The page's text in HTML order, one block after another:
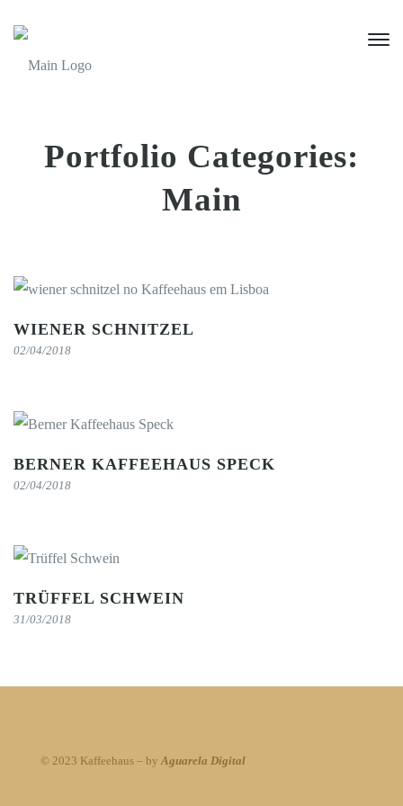
Portfolio Categories:
Main
WIENER SCHNITZEL
02/04/2018
BERNER KAFFEEHAUS SPECK
02/04/2018
TRÜFFEL SCHWEIN
31/03/2018
© 2023 Kaffeehaus – by Aguarela Digital